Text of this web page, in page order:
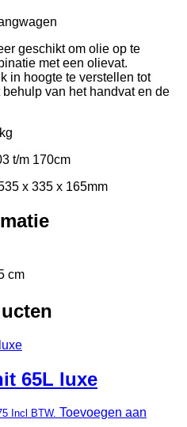
geschikt om olie op te
met een olievat.
in hoogte te verstellen tot
van het handvat en de
t/m 170cm
x 335 x 165mm
cm
65L luxe
Incl BTW. Toevoegen aan